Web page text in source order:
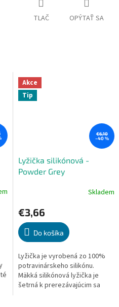
TLAČ OPÝTAŤ SA
Akce
Tip
€6,10
–40 %
Lyžička silikónová -
Powder Grey
produktu
je
5,0
z
5
hviezdičiek.
Skladem
€3,66
Do košíka
Lyžička je vyrobená zo 100%
potravinárskeho silikónu.
Mäkká silikónová lyžička je
šetrná k prerezávajúcim sa